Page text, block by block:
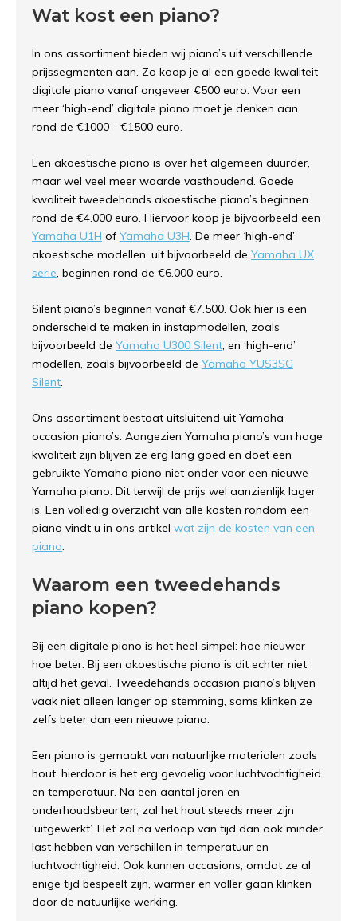
Wat kost een piano?
In ons assortiment bieden wij piano’s uit verschillende
prijssegmenten aan. Zo koop je al een goede kwaliteit
digitale piano vanaf ongeveer €500 euro. Voor een
meer ‘high-end’ digitale piano moet je denken aan
rond de €1000 - €1500 euro.
Een akoestische piano is over het algemeen duurder,
maar wel veel meer waarde vasthoudend. Goede
kwaliteit tweedehands akoestische piano’s beginnen
rond de €4.000 euro. Hiervoor koop je bijvoorbeeld een
Yamaha U1H of Yamaha U3H. De meer ‘high-end’
akoestische modellen, uit bijvoorbeeld de Yamaha UX
serie, beginnen rond de €6.000 euro.
Silent piano’s beginnen vanaf €7.500. Ook hier is een
onderscheid te maken in instapmodellen, zoals
bijvoorbeeld de Yamaha U300 Silent, en ‘high-end’
modellen, zoals bijvoorbeeld de Yamaha YUS3SG
Silent.
Ons assortiment bestaat uitsluitend uit Yamaha
occasion piano’s. Aangezien Yamaha piano’s van hoge
kwaliteit zijn blijven ze erg lang goed en doet een
gebruikte Yamaha piano niet onder voor een nieuwe
Yamaha piano. Dit terwijl de prijs wel aanzienlijk lager
is. Een volledig overzicht van alle kosten rondom een
piano vindt u in ons artikel wat zijn de kosten van een
piano.
Waarom een tweedehands
piano kopen?
Bij een digitale piano is het heel simpel: hoe nieuwer
hoe beter. Bij een akoestische piano is dit echter niet
altijd het geval. Tweedehands occasion piano’s blijven
vaak niet alleen langer op stemming, soms klinken ze
zelfs beter dan een nieuwe piano.
Een piano is gemaakt van natuurlijke materialen zoals
hout, hierdoor is het erg gevoelig voor luchtvochtigheid
en temperatuur. Na een aantal jaren en
onderhoudsbeurten, zal het hout steeds meer zijn
‘uitgewerkt’. Het zal na verloop van tijd dan ook minder
last hebben van verschillen in temperatuur en
luchtvochtigheid. Ook kunnen occasions, omdat ze al
enige tijd bespeelt zijn, warmer en voller gaan klinken
door de natuurlijke werking.